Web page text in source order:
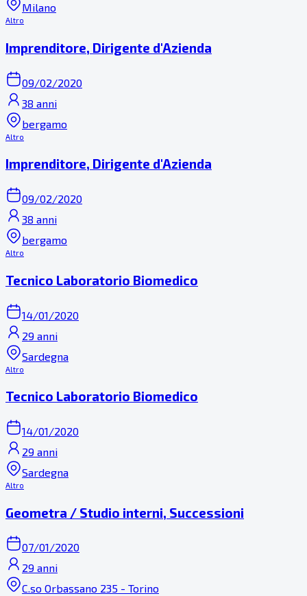
Milano
Altro
Imprenditore, Dirigente d'Azienda
09/02/2020
38 anni
bergamo
Altro
Imprenditore, Dirigente d'Azienda
09/02/2020
38 anni
bergamo
Altro
Tecnico Laboratorio Biomedico
14/01/2020
29 anni
Sardegna
Altro
Tecnico Laboratorio Biomedico
14/01/2020
29 anni
Sardegna
Altro
Geometra / Studio interni, Successioni
07/01/2020
29 anni
C.so Orbassano 235 - Torino